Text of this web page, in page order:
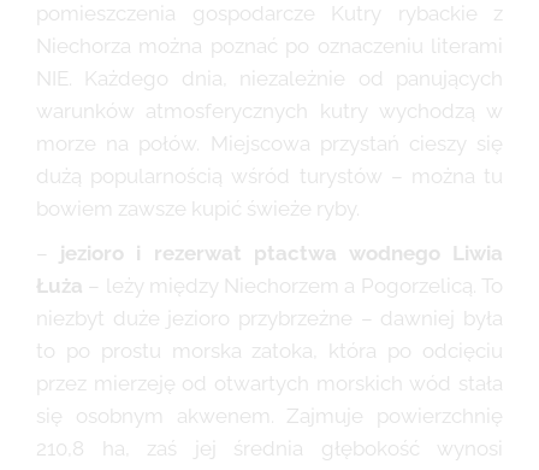
pomieszczenia gospodarcze Kutry rybackie z
Niechorza można poznać po oznaczeniu literami
NIE. Każdego dnia, niezależnie od panujących
warunków atmosferycznych kutry wychodzą w
morze na połów. Miejscowa przystań cieszy się
dużą popularnością wśród turystów – można tu
bowiem zawsze kupić świeże ryby.
– jezioro i rezerwat ptactwa wodnego Liwia
Łuża – leży między Niechorzem a Pogorzelicą. To
niezbyt duże jezioro przybrzeżne – dawniej była
to po prostu morska zatoka, która po odcięciu
przez mierzeję od otwartych morskich wód stała
się osobnym akwenem. Zajmuje powierzchnię
210,8 ha, zaś jej średnia głębokość wynosi